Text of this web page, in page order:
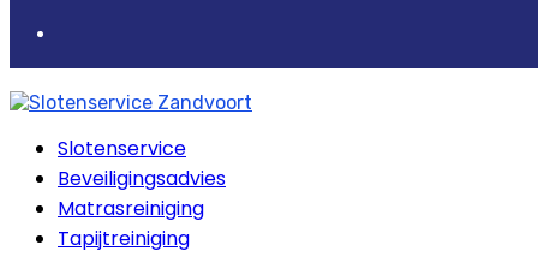
Slotenservice
Beveiligingsadvies
Matrasreiniging
Tapijtreiniging